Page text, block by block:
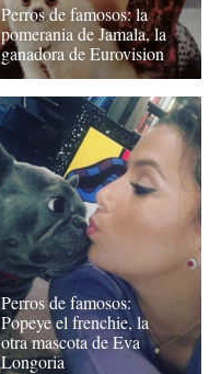
Perros de famosos: la
pomerania de Jamala, la
ganadora de Eurovision
Perros de famosos:
Popeye el frenchie, la
otra mascota de Eva
Longoria